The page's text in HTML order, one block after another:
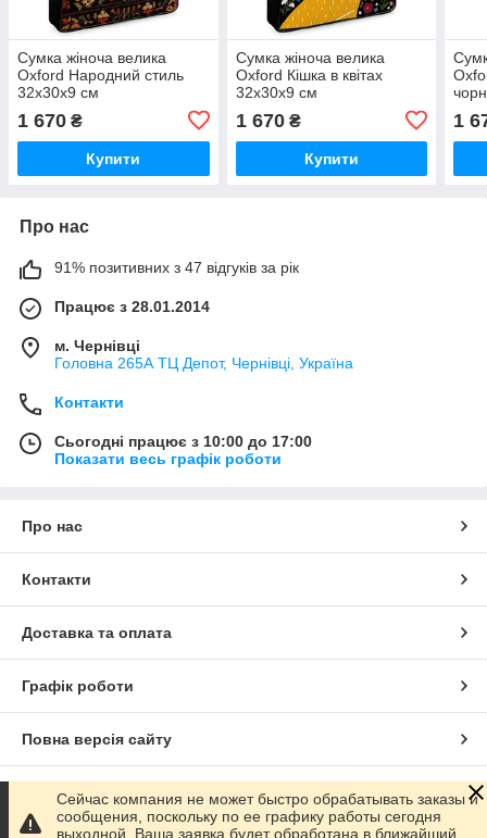
Сумка жіноча велика
Oxford Народний стиль
32x30x9 см
1 670 ₴
Купити
Сумка жіноча велика
Oxford Кішка в квітах
32x30x9 см
1 670₴
Купити
1
Про нас
91% позитивних з 47 відгуків за рік
Працює з 28.01.2014
м. Чернівці
Головна 265А ТЦ Депот, Чернівці, Україна
Контакти
Сьогодні працює з 10:00 до 17:00
Показати весь графік роботи
Про нас
Контакти
Доставка та оплата
Графік роботи
Повна версія сайту
Сайт створено на маркетплейсі Prom.ua
Сейчас компания не может быстро обрабатывать заказы и
сообщения, поскольку по ее графику работы сегодня
выходной. Ваша заявка будет обработана в ближайший